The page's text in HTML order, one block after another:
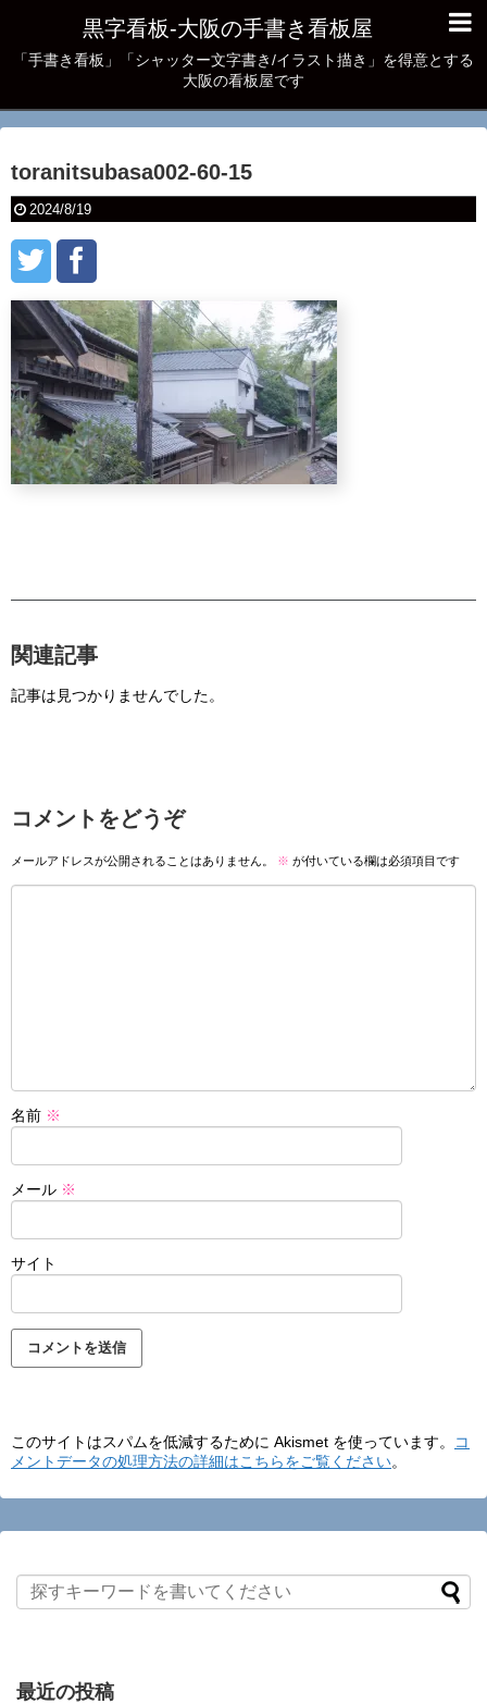
黒字看板‐大阪の手書き看板屋
「手書き看板」「シャッター文字書き/イラスト描き」を得意とする
大阪の看板屋です
toranitsubasa002-60-15
2024/8/19
関連記事
記事は見つかりませんでした。
コメントをどうぞ
メールアドレスが公開されることはありません。 ※ が付いている欄は必須項目です
名前 ※
メール ※
サイト
このサイトはスパムを低減するために Akismet を使っています。
コ
メントデータの処理方法の詳細はこちらをご覧ください。
最近の投稿